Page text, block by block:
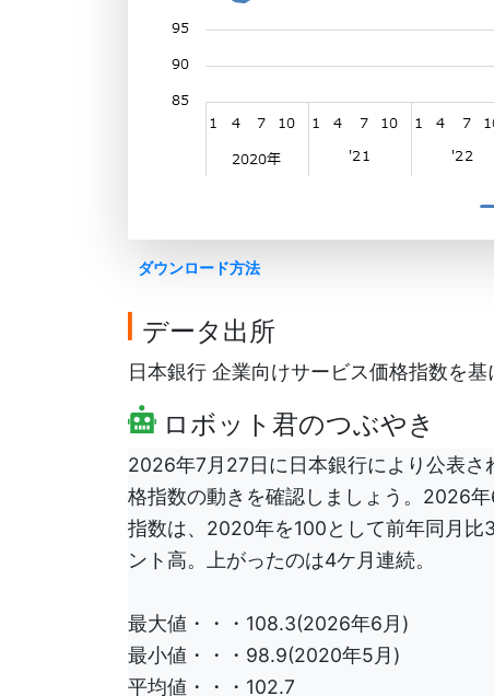
ダウンロード方法
データ出所
日本銀行 企業向けサービス価格指数を
ロボット君のつぶやき
2026年7月27日に日本銀行により公表
格指数の動きを確認しましょう。2026
指数は、2020年を100として前年同月比
ント高。上がったのは4ケ月連続。
最大値・・・108.3(2026年6月)
最小値・・・98.9(2020年5月)
平均値・・・102.7